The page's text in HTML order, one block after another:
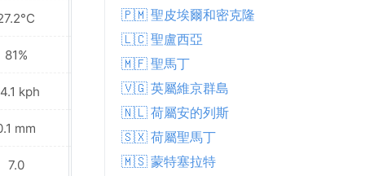
81%
kph
mm
7.0
27.2°C
81%
31.3 kph
2.2 mm
7.0
🇵🇲 聖皮埃爾和密克隆
🇱🇨 聖盧西亞
🇲🇫 聖馬丁
🇻🇬 英屬維京群島
🇳🇱 荷屬安的列斯
🇸🇽 荷屬聖馬丁
🇲🇸 蒙特塞拉特